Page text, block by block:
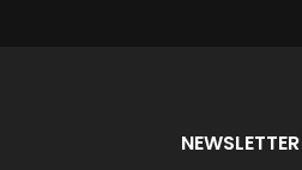
NEWSLETTER